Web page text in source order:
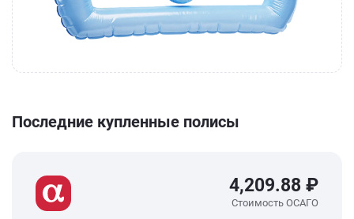
Последние купленные полисы
4,209.88 ₽
Стоимость ОСАГО